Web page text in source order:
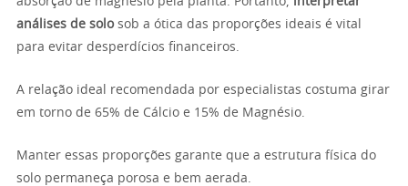
análises de solosob a ótica das proporções ideais é vital
para evitar desperdícios financeiros.
A relação ideal recomendada por especialistas costuma girar
em torno de 65% de Cálcio e 15% de Magnésio.
Manter essas proporções garante que a estrutura física do
solo permaneça porosa e bem aerada.